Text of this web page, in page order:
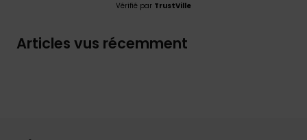
Vérifié par TrustVille
Articles vus récemment